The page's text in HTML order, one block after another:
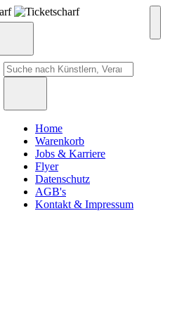
Home
Warenkorb
Jobs & Karriere
Flyer
Datenschutz
AGB's
Kontakt & Impressum